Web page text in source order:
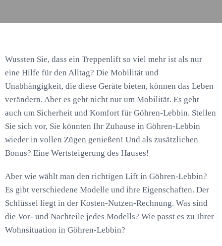
Wussten Sie, dass ein Treppenlift so viel mehr ist als nur
eine Hilfe für den Alltag? Die Mobilität und
Unabhängigkeit, die diese Geräte bieten, können das Leben
verändern. Aber es geht nicht nur um Mobilität. Es geht
auch um Sicherheit und Komfort für Göhren-Lebbin. Stellen
Sie sich vor, Sie könnten Ihr Zuhause in Göhren-Lebbin
wieder in vollen Zügen genießen! Und als zusätzlichen
Bonus? Eine Wertsteigerung des Hauses!
Aber wie wählt man den richtigen Lift in Göhren-Lebbin?
Es gibt verschiedene Modelle und ihre Eigenschaften. Der
Schlüssel liegt in der Kosten-Nutzen-Rechnung. Was sind
die Vor- und Nachteile jedes Modells? Wie passt es zu Ihrer
Wohnsituation in Göhren-Lebbin?